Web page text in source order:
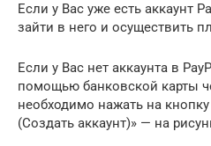
Если у Вас уже есть аккаунт
зайти в него и осуществить
Если у Вас нет аккаунта в
помощью банковской карты
необходимо нажать на
(Создать аккаунт)» — на